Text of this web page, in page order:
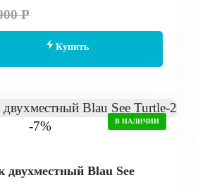
Р
Купить
-7% В НАЛИЧИИ
двухместный Blau See